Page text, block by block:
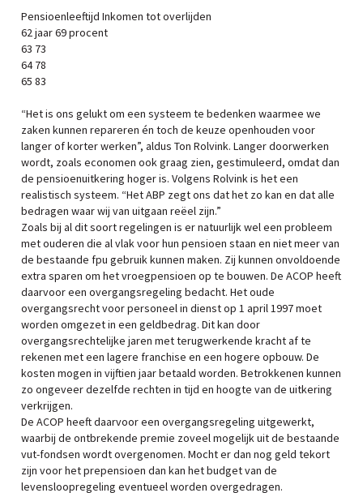
Pensioenleeftijd Inkomen tot overlijden
62 jaar 69 procent
63 73
64 78
65 83
“Het is ons gelukt om een systeem te bedenken waarmee we
zaken kunnen repareren én toch de keuze openhouden voor
langer of korter werken”, aldus Ton Rolvink. Langer doorwerken
wordt, zoals economen ook graag zien, gestimuleerd, omdat dan
de pensioenuitkering hoger is. Volgens Rolvink is het een
realistisch systeem. “Het ABP zegt ons dat het zo kan en dat alle
bedragen waar wij van uitgaan reëel zijn.”
Zoals bij al dit soort regelingen is er natuurlijk wel een probleem
met ouderen die al vlak voor hun pensioen staan en niet meer van
de bestaande fpu gebruik kunnen maken. Zij kunnen onvoldoende
extra sparen om het vroegpensioen op te bouwen. De ACOP heeft
daarvoor een overgangsregeling bedacht. Het oude
overgangsrecht voor personeel in dienst op 1 april 1997 moet
worden omgezet in een geldbedrag. Dit kan door
overgangsrechtelijke jaren met terugwerkende kracht af te
rekenen met een lagere franchise en een hogere opbouw. De
kosten mogen in vijftien jaar betaald worden. Betrokkenen kunnen
zo ongeveer dezelfde rechten in tijd en hoogte van de uitkering
verkrijgen.
De ACOP heeft daarvoor een overgangsregeling uitgewerkt,
waarbij de ontbrekende premie zoveel mogelijk uit de bestaande
vut-fondsen wordt overgenomen. Mocht er dan nog geld tekort
zijn voor het prepensioen dan kan het budget van de
levensloopregeling eventueel worden overgedragen.